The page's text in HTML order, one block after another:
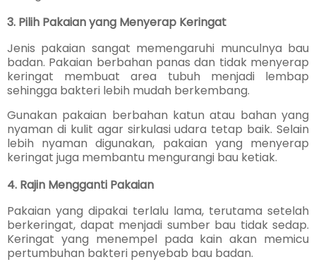
3. Pilih Pakaian yang Menyerap Keringat
Jenis pakaian sangat memengaruhi munculnya bau
badan. Pakaian berbahan panas dan tidak menyerap
keringat membuat area tubuh menjadi lembap
sehingga bakteri lebih mudah berkembang.
Gunakan pakaian berbahan katun atau bahan yang
nyaman di kulit agar sirkulasi udara tetap baik. Selain
lebih nyaman digunakan, pakaian yang menyerap
keringat juga membantu mengurangi bau ketiak.
4. Rajin Mengganti Pakaian
Pakaian yang dipakai terlalu lama, terutama setelah
berkeringat, dapat menjadi sumber bau tidak sedap.
Keringat yang menempel pada kain akan memicu
pertumbuhan bakteri penyebab bau badan.